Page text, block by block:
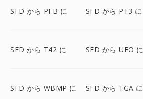
SFD から PFB に SFD から PT3 に
SFD から T42 に SFD から UFO に
SFD から WBMP に SFD から TGA に